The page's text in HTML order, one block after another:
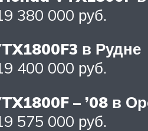
380 000 руб.
в Рудне
400 000 руб.
– ’08 в
575 000 руб.